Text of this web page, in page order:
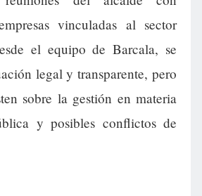
vinculadas al sector
el equipo de Barcala, se
legal y transparente, pero
sobre la gestión en materia
y posibles conflictos de